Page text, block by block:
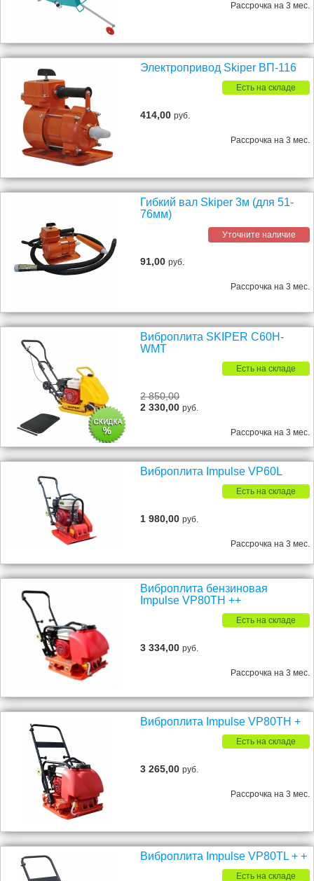
Рассрочка на 3 мес.
Электропривод Skiper ВП-116
Есть на складе
414,00руб.
Рассрочка на 3 мес.
Гибкий вал Skiper 3м (для 51-
76мм)
Уточните наличие
91,00руб.
Рассрочка на 3 мес.
Виброплита SKIPER C60H-
WMT
Есть на складе
2 850,00
2 330,00руб.
Рассрочка на 3 мес.
Виброплита Impulse VP60L
Есть на складе
1 980,00руб.
Рассрочка на 3 мес.
Виброплита бензиновая
Impulse VP80TH ++
Есть на складе
3 334,00руб.
Рассрочка на 3 мес.
Виброплита Impulse VP80TH +
Есть на складе
3 265,00руб.
Рассрочка на 3 мес.
Виброплита Impulse VP80TL + +
Есть на складе